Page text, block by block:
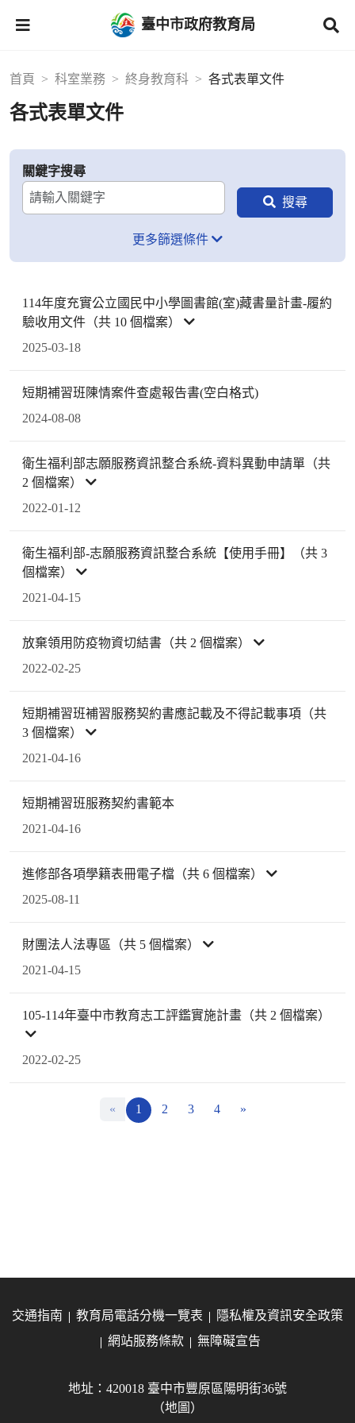
臺中市政府教育局
首頁 科室業務 終身教育科 各式表單文件
各式表單文件
關鍵字搜尋
更多篩選條件
114年度充實公立國民中小學圖書館(室)藏書量計畫-履約
驗收用文件（共 10 個檔案）
2025-03-18
短期補習班陳情案件查處報告書(空白格式)
2024-08-08
衛生福利部志願服務資訊整合系統-資料異動申請單（共
2 個檔案）
2022-01-12
衛生福利部-志願服務資訊整合系統【使用手冊】（共 3
個檔案）
2021-04-15
放棄領用防疫物資切結書（共 2 個檔案）
2022-02-25
短期補習班補習服務契約書應記載及不得記載事項（共
3 個檔案）
2021-04-16
短期補習班服務契約書範本
2021-04-16
進修部各項學籍表冊電子檔（共 6 個檔案）
2025-08-11
財團法人法專區（共 5 個檔案）
2021-04-15
105-114年臺中市教育志工評鑑實施計畫（共 2 個檔案）
2022-02-25
« 1 2 3 4 »
交通指南 教育局電話分機一覽表
隱私權及資訊安全政策
網站服務條款
無障礙宣告
地址：420018 臺中市豐原區陽明街36號
（地圖）